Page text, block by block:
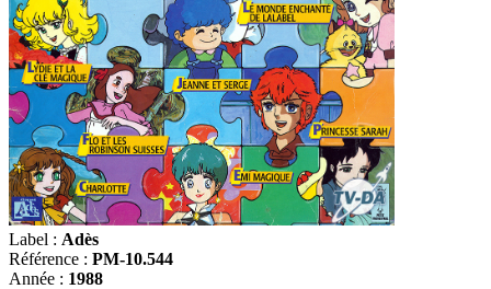
Label : Adès
Référence : PM-10.544
Année : 1988